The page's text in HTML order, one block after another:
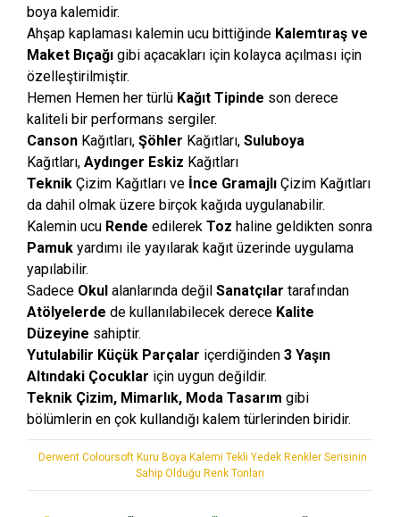
boya kalemidir.
Ahşap kaplaması kalemin ucu bittiğinde Kalemtıraş ve
Maket Bıçağı gibi açacakları için kolayca açılması için
özelleştirilmiştir.
Hemen Hemen her türlü Kağıt Tipinde son derece
kaliteli bir performans sergiler.
Canson Kağıtları, Şöhler Kağıtları, Suluboya
Kağıtları, Aydınger Eskiz Kağıtları
Teknik Çizim Kağıtları ve İnce Gramajlı Çizim Kağıtları
da dahil olmak üzere birçok kağıda uygulanabilir.
Kalemin ucu Rende edilerek Toz haline geldikten sonra
Pamuk yardımı ile yayılarak kağıt üzerinde uygulama
yapılabilir.
Sadece Okul alanlarında değil Sanatçılar tarafından
Atölyelerde de kullanılabilecek derece Kalite
Düzeyine sahiptir.
Yutulabilir Küçük Parçalar içerdiğinden 3 Yaşın
Altındaki Çocuklar için uygun değildir.
Teknik Çizim, Mimarlık, Moda Tasarım gibi
bölümlerin en çok kullandığı kalem türlerinden biridir.
Derwent Coloursoft Kuru Boya Kalemi Tekli Yedek Renkler Serisinin
Sahip Olduğu Renk Tonları